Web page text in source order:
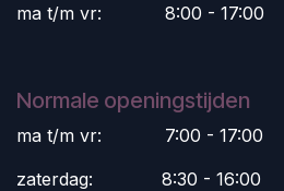
ma t/m vr:
​8:00 - 17:00
Normale openingstijden
ma t/m vr:
​7:00 - 17:00
zaterdag:
​8:30 - 16:00